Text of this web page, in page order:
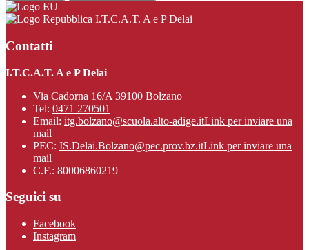
I.T.C.A.T. A e P Delai
Contatti
I.T.C.A.T. A e P Delai
Via Cadorna 16/A 39100 Bolzano
Tel: 0471 270501
Email: itg.bolzano@scuola.alto-adige.itLink per inviare una
mail
PEC: IS.Delai.Bolzano@pec.prov.bz.itLink per inviare una
mail
C.F.: 80006860219
Seguici su
Facebook
Instagram